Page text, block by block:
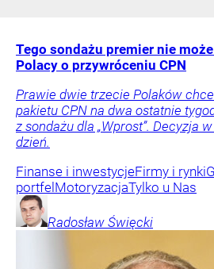
Tego sondażu premier nie
Polacy o przywróceniu CPN
Prawie dwie trzecie Polaków
pakietu CPN na dwa ostatnie
z sondażu dla „Wprost”. Decyzja
dzień.
Finanse i inwestycjeFirmy i rynki
portfelMotoryzacjaTylko u Nas
Radosław Święcki